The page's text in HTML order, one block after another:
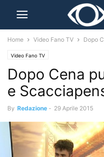
Home Video Fano TV Dopo
Video Fano TV
Dopo Cena
e
By Redazione - 29 Aprile 2015